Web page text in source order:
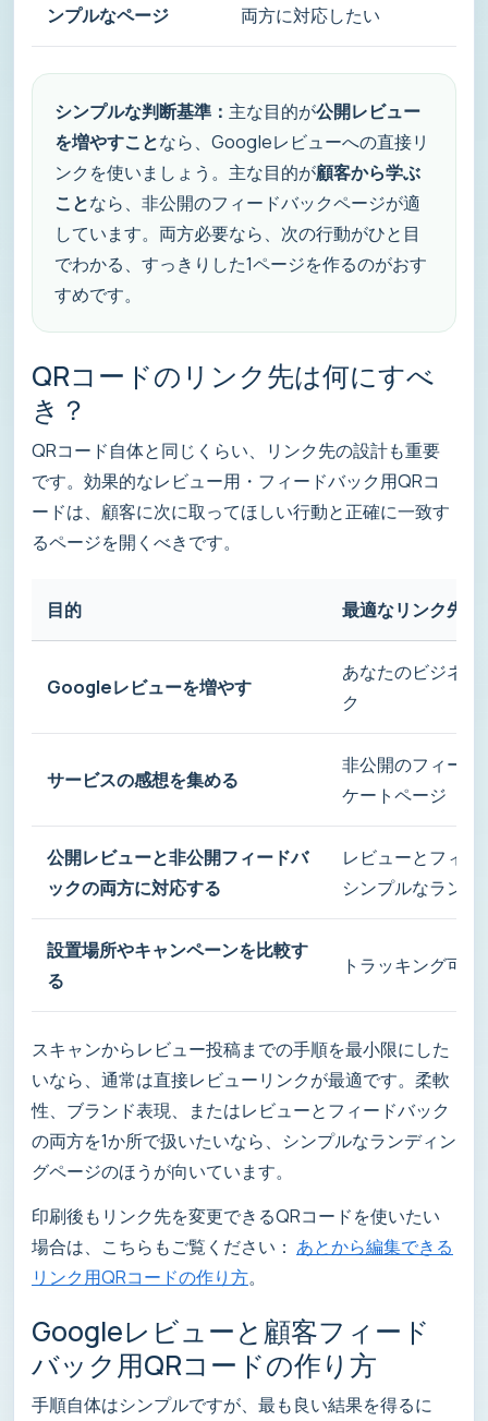
ンプルなページ 両方に対応したい
シンプルな判断基準： 主な目的が公開レビュー
を増やすことなら、Googleレビューへの直接リ
ンクを使いましょう。主な目的が顧客から学ぶ
ことなら、非公開のフィードバックページが適
しています。両方必要なら、次の行動がひと目
でわかる、すっきりした1ページを作るのがおす
すめです。
QRコードのリンク先は何にすべ
き？
QRコード自体と同じくらい、リンク先の設計も重要
です。効果的なレビュー用・フィードバック用QRコ
ードは、顧客に次に取ってほしい行動と正確に一致す
るページを開くべきです。
目的 最適なリンク先
Googleレビューを増やす
あなたのビジネ
ク
サービスの感想を集める
非公開のフィー
ケートページ
公開レビューと非公開フィードバ
ックの両方に対応する
レビューとフィ
シンプルなラン
設置場所やキャンペーンを比較す
る
トラッキング可
スキャンからレビュー投稿までの手順を最小限にした
いなら、通常は直接レビューリンクが最適です。柔軟
性、ブランド表現、またはレビューとフィードバック
の両方を1か所で扱いたいなら、シンプルなランディン
グページのほうが向いています。
印刷後もリンク先を変更できるQRコードを使いたい
場合は、こちらもご覧ください： あとから編集できる
リンク用QRコードの作り方。
Googleレビューと顧客フィード
バック用QRコードの作り方
手順自体はシンプルですが、最も良い結果を得るに